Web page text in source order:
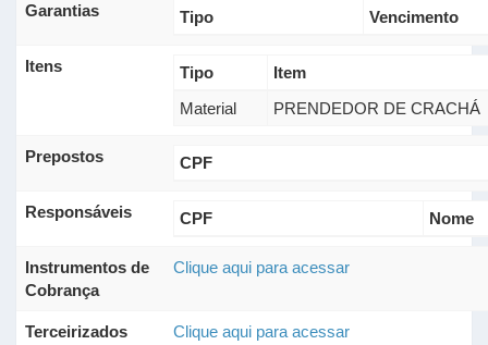
Garantias Tipo Vencimento
Itens Tipo
Item
Material
PRENDEDOR DE CRACHÁ
Prepostos CPF
Responsáveis CPF Nome
Instrumentos de
Cobrança
Clique aqui para acessar
Terceirizados Clique aqui para acessar